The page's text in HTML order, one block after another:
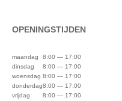
OPENINGSTIJDEN
maandag
8:00 — 17:00
dinsdag
8:00 — 17:00
woensdag 8:00 — 17:00
donderdag8:00 — 17:00
vrijdag
8:00 — 17:00